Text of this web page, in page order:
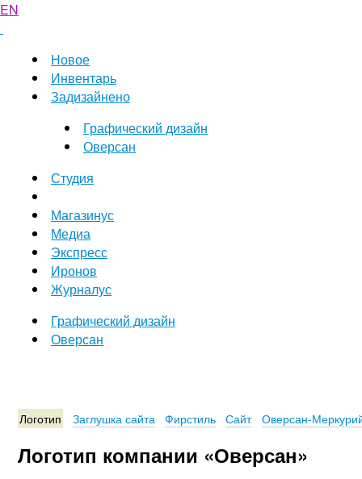
EN
Новое
Инвентарь
Задизайнено
Графический дизайн
Оверсан
Студия
Магазинус
Медиа
Экспресс
Иронов
Журналус
Графический дизайн
Оверсан
Логотип Заглушка сайта Фирстиль Сайт Оверсан-
Логотип компании «Оверсан»